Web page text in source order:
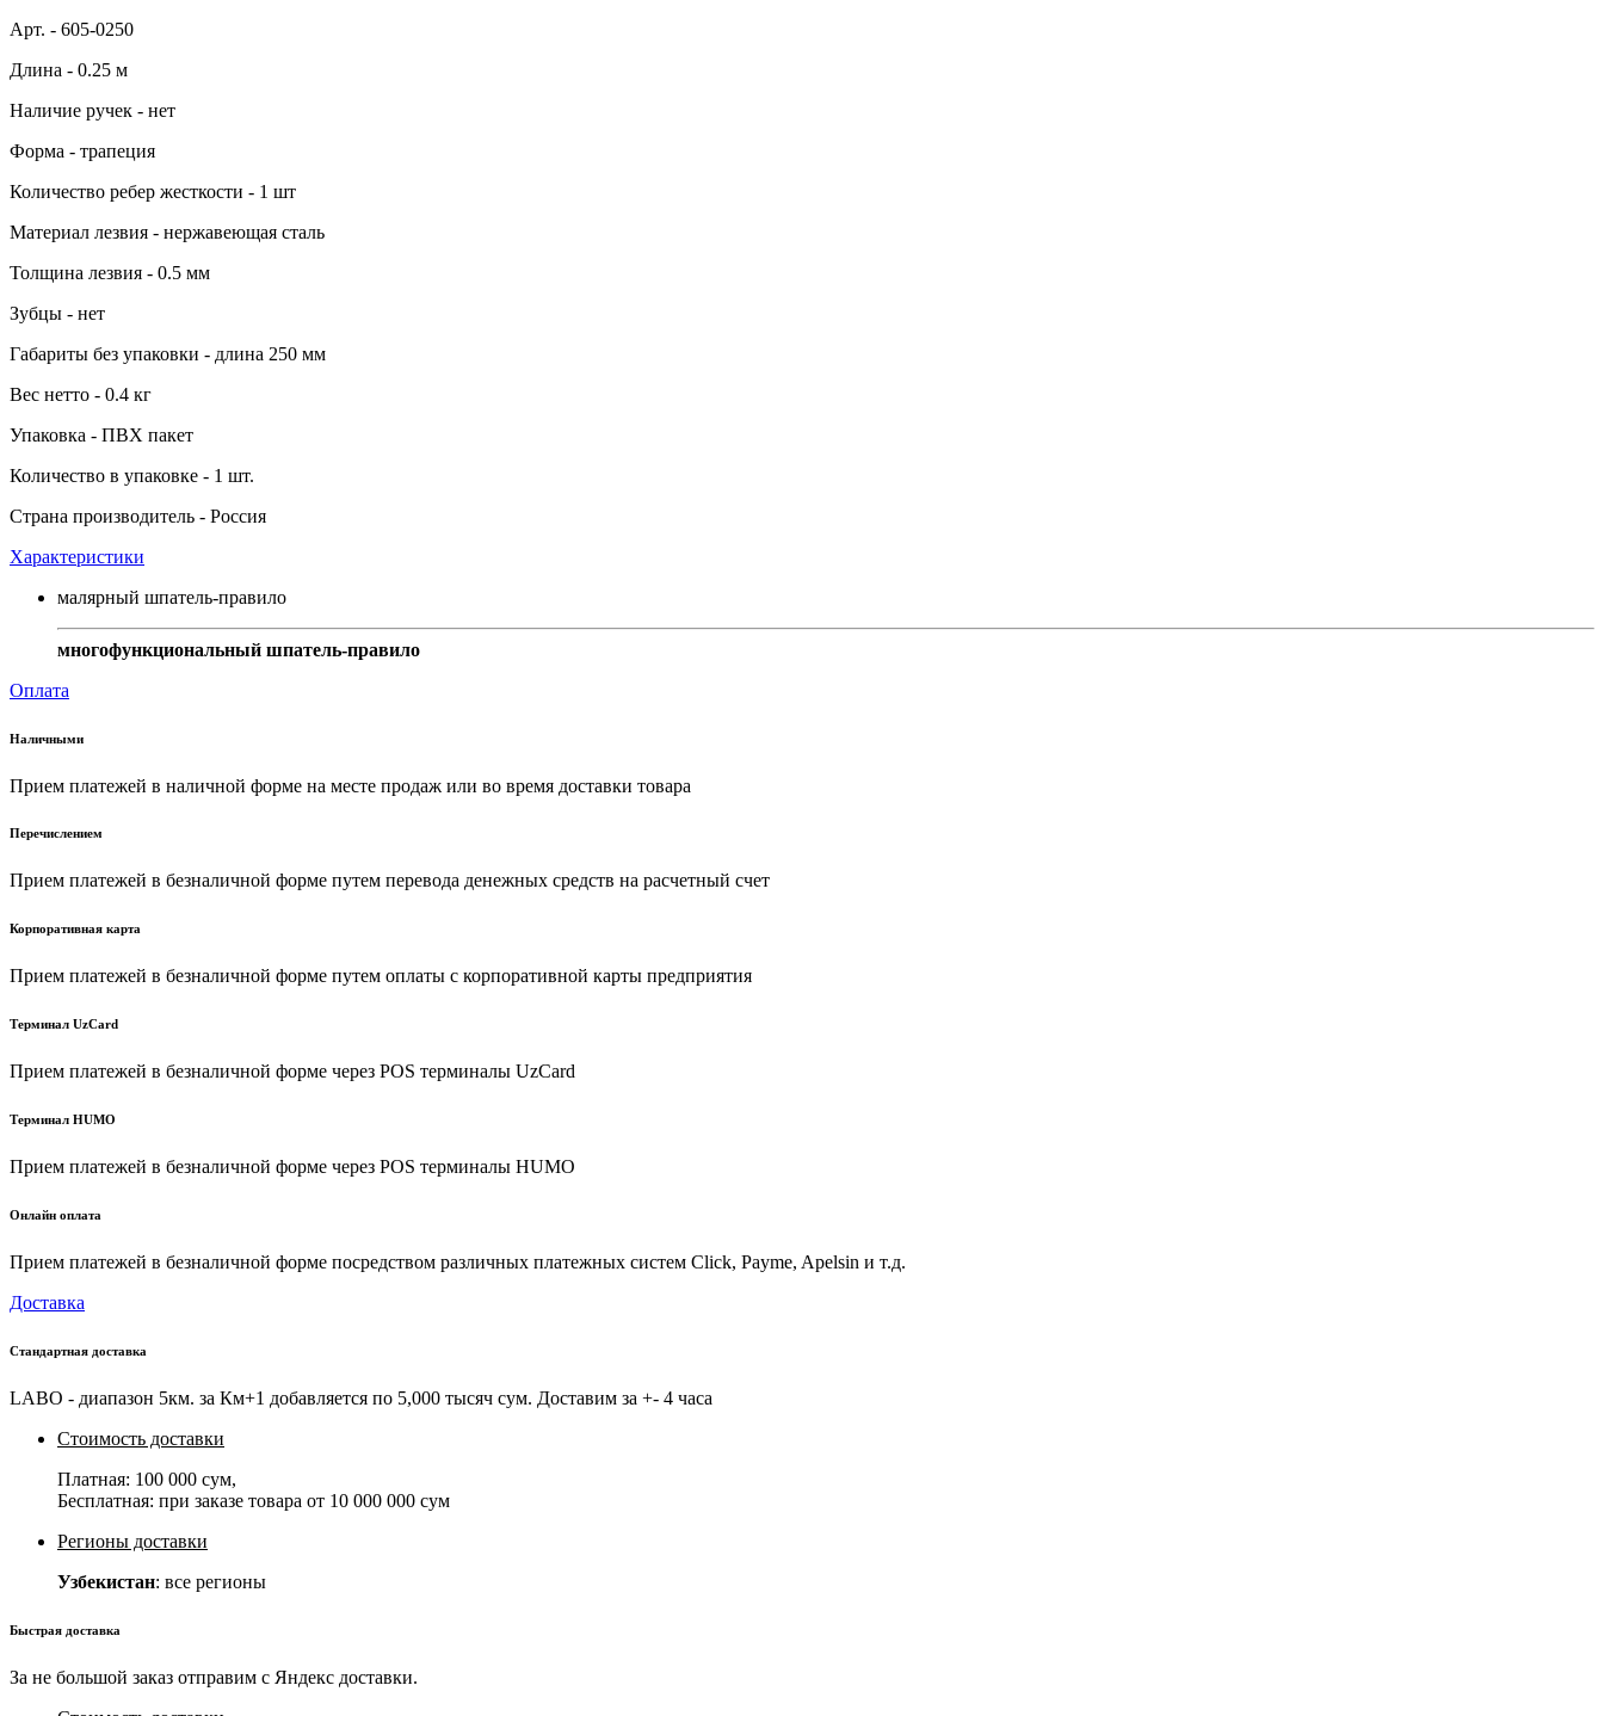
Арт. - 605-0250
Длина - 0.25 м
Наличие ручек - нет
Форма - трапеция
Количество ребер жесткости - 1 шт
Материал лезвия - нержавеющая сталь
Толщина лезвия - 0.5 мм
Зубцы - нет
Габариты без упаковки - длина 250 мм
Вес нетто - 0.4 кг
Упаковка - ПВХ пакет
Количество в упаковке - 1 шт.
Страна производитель - Россия
Характеристики
малярный шпатель-правило
многофункциональный шпатель-правило
Оплата
Наличными
Прием платежей в наличной форме на месте продаж или во время доставки товара
Перечислением
Прием платежей в безналичной форме путем перевода денежных средств на расчетный счет
Корпоративная карта
Прием платежей в безналичной форме путем оплаты с корпоративной карты предприятия
Терминал UzCard
Прием платежей в безналичной форме через POS терминалы UzCard
Терминал HUMO
Прием платежей в безналичной форме через POS терминалы HUMO
Онлайн оплата
Прием платежей в безналичной форме посредством различных платежных систем Click, Payme, Apelsin и т.д.
Доставка
Стандартная доставка
LABO - диапазон 5км. за Км+1 добавляется по 5,000 тысяч сум. Доставим за +- 4 часа
Стоимость доставки
Платная: 100 000 сум,
Бесплатная: при заказе товара от 10 000 000 сум
Регионы доставки
Узбекистан: все регионы
Быстрая доставка
За не большой заказ отправим с Яндекс доставки.